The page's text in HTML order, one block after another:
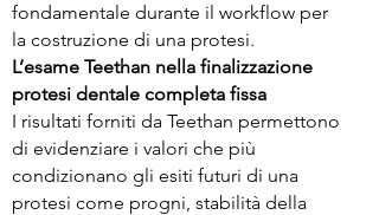
fondamentale durante il workflow per
la costruzione di una protesi.
L’esame Teethan nella finalizzazione
protesi dentale completa fissa
I risultati forniti da Teethan permettono
di evidenziare i valori che più
condizionano gli esiti futuri di una
protesi come progni, stabilità della